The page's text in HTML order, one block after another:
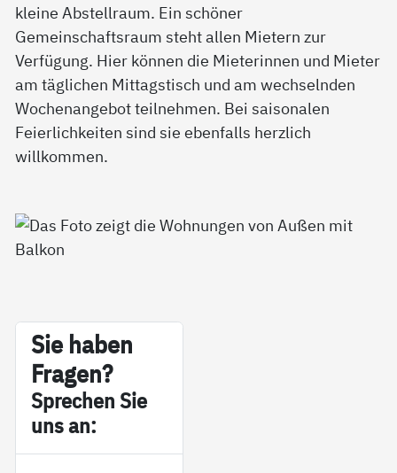
kleine Abstellraum. Ein schöner
Gemeinschaftsraum steht allen Mietern zur
Verfügung. Hier können die Mieterinnen und Mieter
am täglichen Mittagstisch und am wechselnden
Wochenangebot teilnehmen. Bei saisonalen
Feierlichkeiten sind sie ebenfalls herzlich
willkommen.
Sie ha­ben
Fra­gen?
Sp­re­chen Sie
uns an: